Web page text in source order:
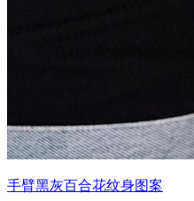
手臂黑灰百合花纹身图案